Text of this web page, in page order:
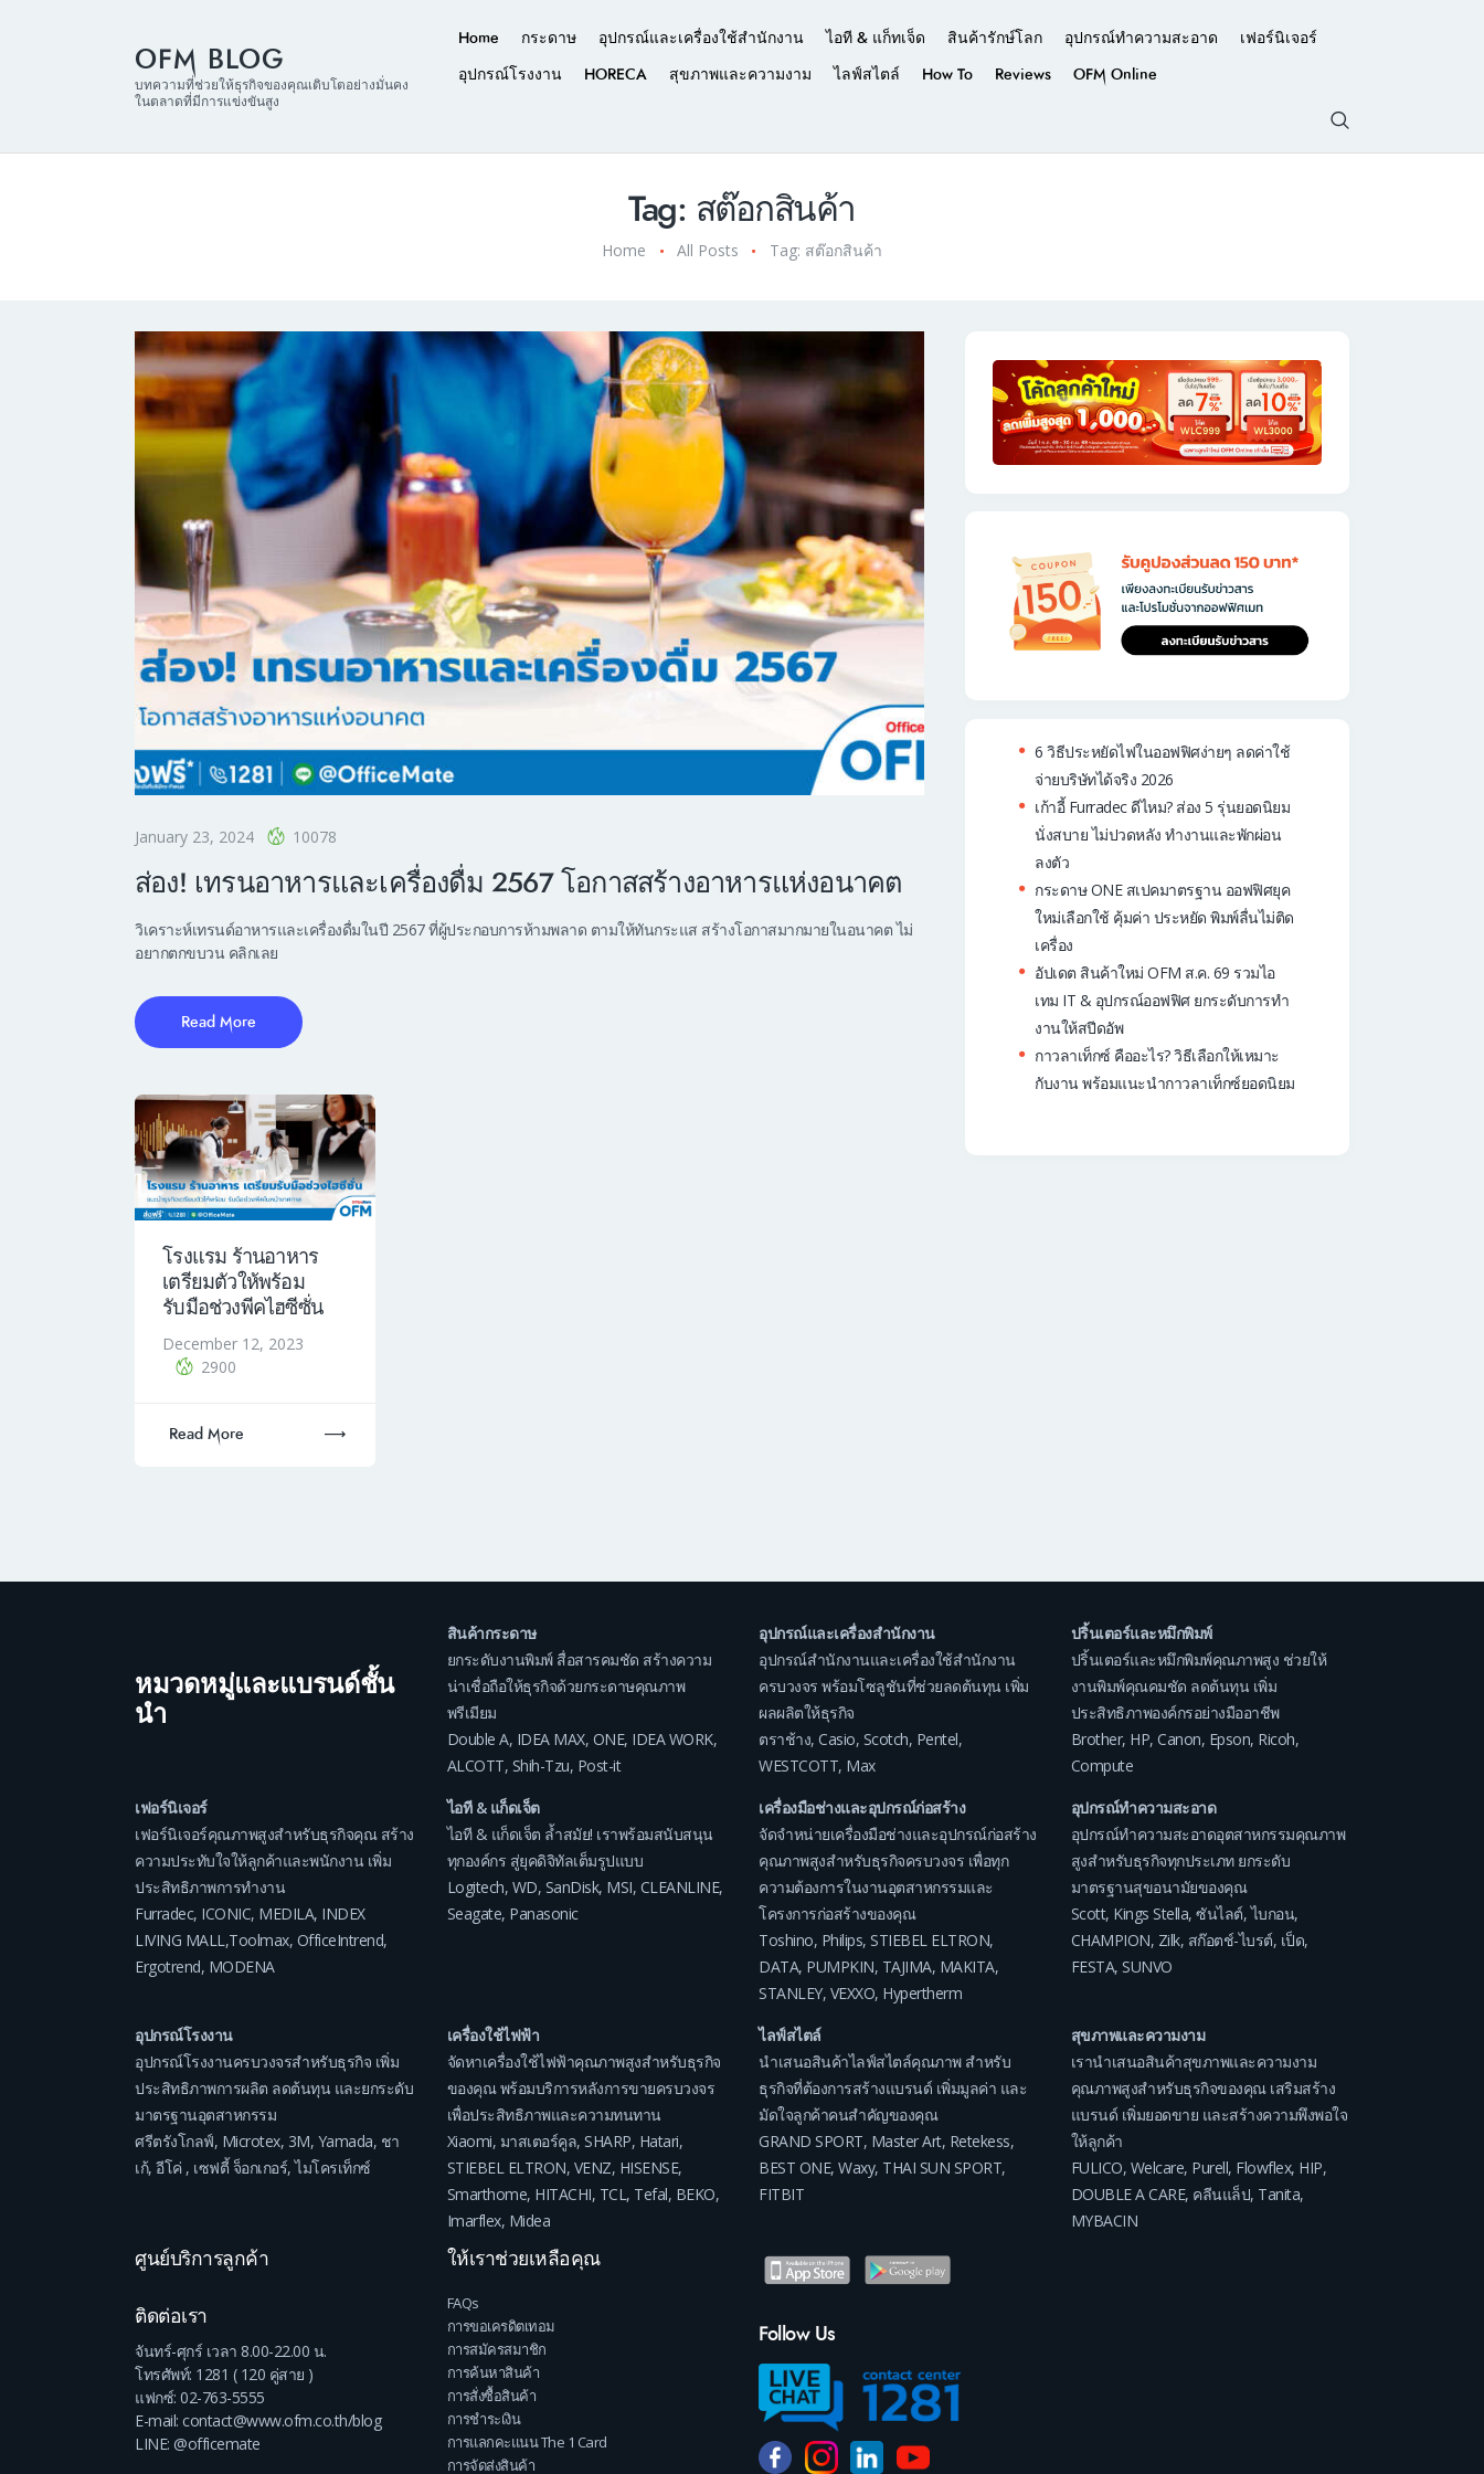
OFM BLOG
บทความที่ช่วยให้ธุรกิจของคุณเติบโตอย่างมั่นคง
ในตลาดที่มีการแข่งขันสูง
Home กระดาษ อุปกรณ์และเครื่องใช้สำนักงาน ไอที & แก็ทเจ็ด สินค้ารักษ์โลก อุปกรณ์ทำความสะอาด
เฟอร์นิเจอร์
อุปกรณ์โรงงาน
HORECA สุขภาพและความงาม ไลฟ์สไตล์ How To Reviews OFM Online
Tag: สต๊อกสินค้า
Home All Posts Tag: สต๊อกสินค้า
January 23, 2024 10078
ส่อง! เทรนอาหารและเครื่องดื่ม 2567 โอกาสสร้างอาหารแห่งอนาคต
วิเคราะห์เทรนด์อาหารและเครื่องดื่มในปี 2567 ที่ผู้ประกอบการห้ามพลาด ตามให้ทันกระแส สร้างโอกาสมากมายในอนาคต ไม่
อยากตกขบวน คลิกเลย
Read More
โรงแรม ร้านอาหาร
เตรียมตัวให้พร้อม
รับมือช่วงพีคไฮซีซั่น
December 12, 2023
2900
Read More
6 วิธีประหยัดไฟในออฟฟิศง่ายๆ ลดค่าใช้
จ่ายบริษัทได้จริง 2026
เก้าอี้ Furradec ดีไหม? ส่อง 5 รุ่นยอดนิยม
นั่งสบาย ไม่ปวดหลัง ทำงานและพักผ่อน
ลงตัว
กระดาษ ONE สเปคมาตรฐาน ออฟฟิศยุค
ใหม่เลือกใช้ คุ้มค่า ประหยัด พิมพ์ลื่นไม่ติด
เครื่อง
อัปเดต สินค้าใหม่ OFM ส.ค. 69 รวมไอ
เทม IT & อุปกรณ์ออฟฟิศ ยกระดับการทำ
งานให้สปีดอัพ
กาวลาเท็กซ์ คืออะไร? วิธีเลือกให้เหมาะ
กับงาน พร้อมแนะนำกาวลาเท็กซ์ยอดนิยม
หมวดหมู่และแบรนด์ชั้น
นำ
สินค้ากระดาษ
ยกระดับงานพิมพ์ สื่อสารคมชัด สร้างความ
น่าเชื่อถือให้ธุรกิจด้วยกระดาษคุณภาพ
พรีเมียม
Double A, IDEA MAX, ONE, IDEA WORK,
ALCOTT, Shih-Tzu, Post-it
อุปกรณ์และเครื่องสำนักงาน
อุปกรณ์สำนักงานและเครื่องใช้สำนักงาน
ครบวงจร พร้อมโซลูชันที่ช่วยลดต้นทุน เพิ่ม
ผลผลิตให้ธุรกิจ
ตราช้าง, Casio, Scotch, Pentel,
WESTCOTT, Max
ปริ้นเตอร์และหมึกพิมพ์
ปริ้นเตอร์และหมึกพิมพ์คุณภาพสูง ช่วยให้
งานพิมพ์คุณคมชัด ลดต้นทุน เพิ่ม
ประสิทธิภาพองค์กรอย่างมืออาชีพ
Brother, HP, Canon, Epson, Ricoh,
Compute
เฟอร์นิเจอร์
เฟอร์นิเจอร์คุณภาพสูงสำหรับธุรกิจคุณ สร้าง
ความประทับใจให้ลูกค้าและพนักงาน เพิ่ม
ประสิทธิภาพการทำงาน
Furradec, ICONIC, MEDILA, INDEX
LIVING MALL ,Toolmax, OfficeIntrend,
Ergotrend, MODENA
ไอที & แก็ดเจ็ต
ไอที & แก็ดเจ็ต ล้ำสมัย! เราพร้อมสนับสนุน
ทุกองค์กร สู่ยุคดิจิทัลเต็มรูปแบบ
Logitech, WD, SanDisk, MSI, CLEANLINE,
Seagate, Panasonic
เครื่องมือช่างและอุปกรณ์ก่อสร้าง
จัดจำหน่ายเครื่องมือช่างและอุปกรณ์ก่อสร้าง
คุณภาพสูงสำหรับธุรกิจครบวงจร เพื่อทุก
ความต้องการในงานอุตสาหกรรมและ
โครงการก่อสร้างของคุณ
Toshino, Philips, STIEBEL ELTRON,
DATA, PUMPKIN, TAJIMA, MAKITA,
STANLEY, VEXXO, Hypertherm
อุปกรณ์ทำความสะอาด
อุปกรณ์ทำความสะอาดอุตสาหกรรมคุณภาพ
สูงสำหรับธุรกิจทุกประเภท ยกระดับ
มาตรฐานสุขอนามัยของคุณ
Scott, Kings Stella, ซันไลต์,ไบกอน,
CHAMPION, Zilk, สก๊อตช์-ไบรต์, เป็ด,
FESTA, SUNVO
อุปกรณ์โรงงาน
อุปกรณ์โรงงานครบวงจรสำหรับธุรกิจ เพิ่ม
ประสิทธิภาพการผลิต ลดต้นทุน และยกระดับ
มาตรฐานอุตสาหกรรม
ศรีตรังโกลฟ์, Microtex, 3M, Yamada, ชา
เก้, อีโค่, เซฟตี้ จ็อกเกอร์,ไมโครเท็กซ์
เครื่องใช้ไฟฟ้า
จัดหาเครื่องใช้ไฟฟ้าคุณภาพสูงสำหรับธุรกิจ
ของคุณ พร้อมบริการหลังการขายครบวงจร
เพื่อประสิทธิภาพและความทนทาน
Xiaomi, มาสเตอร์คูล, SHARP, Hatari,
STIEBEL ELTRON, VENZ, HISENSE,
Smarthome, HITACHI, TCL , Tefal, BEKO,
Imarflex, Midea
ไลฟ์สไตล์
นำเสนอสินค้าไลฟ์สไตล์คุณภาพ สำหรับ
ธุรกิจที่ต้องการสร้างแบรนด์ เพิ่มมูลค่า และ
มัดใจลูกค้าคนสำคัญของคุณ
GRAND SPORT, Master Art, Retekess,
BEST ONE, Waxy, THAI SUN SPORT,
FITBIT
สุขภาพและความงาม
เรานำเสนอสินค้าสุขภาพและความงาม
คุณภาพสูงสำหรับธุรกิจของคุณ เสริมสร้าง
แบรนด์ เพิ่มยอดขาย และสร้างความพึงพอใจ
ให้ลูกค้า
FULICO, Welcare, Purell, Flowflex, HIP,
DOUBLE A CARE, คลีนแล็ป, Tanita,
MYBACIN
ศูนย์บริการลูกค้า
ติดต่อเรา
จันทร์-ศุกร์ เวลา 8.00-22.00 น.
โทรศัพท์: 1281 ( 120 คู่สาย )
แฟกซ์: 02-763-5555
E-mail: contact@www.ofm.co.th/blog
LINE: @officemate
ให้เราช่วยเหลือคุณ
FAQs
การขอเครดิตเทอม
การสมัครสมาชิก
การค้นหาสินค้า
การสั่งซื้อสินค้า
การชำระเงิน
การแลกคะแนน The 1 Card
การจัดส่งสินค้า
Follow Us